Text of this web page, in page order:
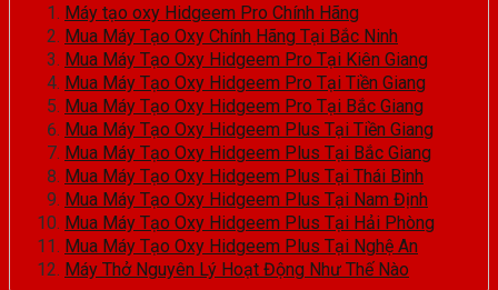
Máy tạo oxy Hidgeem Pro Chính Hãng
Mua Máy Tạo Oxy Chính Hãng Tại Bắc Ninh
Mua Máy Tạo Oxy Hidgeem Pro Tại Kiên Giang
Mua Máy Tạo Oxy Hidgeem Pro Tại Tiền Giang
Mua Máy Tạo Oxy Hidgeem Pro Tại Bắc Giang
Mua Máy Tạo Oxy Hidgeem Plus Tại Tiền Giang
Mua Máy Tạo Oxy Hidgeem Plus Tại Bắc Giang
Mua Máy Tạo Oxy Hidgeem Plus Tại Thái Bình
Mua Máy Tạo Oxy Hidgeem Plus Tại Nam Định
Mua Máy Tạo Oxy Hidgeem Plus Tại Hải Phòng
Mua Máy Tạo Oxy Hidgeem Plus Tại Nghệ An
Máy Thở Nguyên Lý Hoạt Động Như Thế Nào